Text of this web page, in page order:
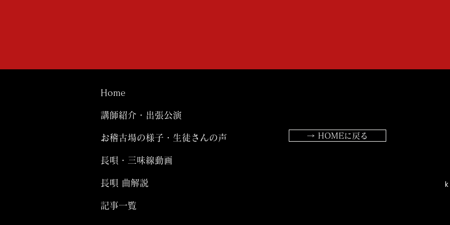
Home
講師紹介・出張公演
お稽古場の様子・生徒さんの声
長唄・三味線動画
長唄 曲解説
記事一覧
→ HOMEに戻る